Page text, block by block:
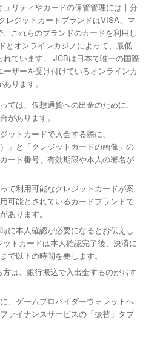
リティやカードの保管管理には十分
レジットカードブランドはVISA、マ
これらのブランドのカードを利用し
とオンラインカジノによって、最低
れています。 JCBは日本で唯一の国際
ザーを受け付けているオンラインカ
ります。
ては、仮想通貨への出金のために、
があります。
ットカードで入金する際に、
」と「クレジットカードの画像」の
ード番号、有効期限や本人の署名が
て利用可能なクレジットカードが案
可能とされているカードブランドで
あります。
に本人確認が必要になるとお伝えし
トカードは本人確認完了後、決済に
で以下の時間を要します。
は、銀行振込で入出金するのがおす
、ゲームプロバイダーウォレットへ
ァイナンスサービスの「振替」タブ